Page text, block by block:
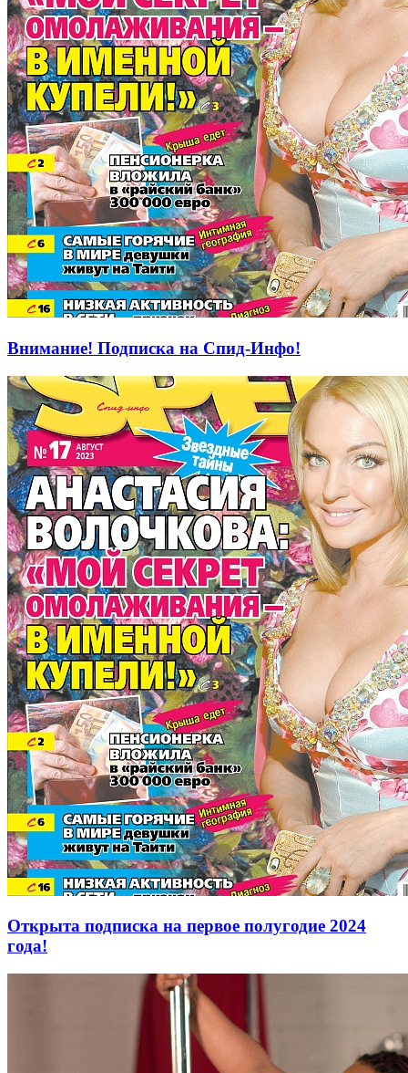
Внимание! Подписка на Спид-Инфо!
Открыта подписка на первое полугодие 2024
года!